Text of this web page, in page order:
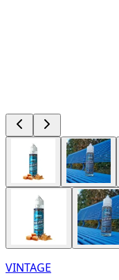
VINTAGE